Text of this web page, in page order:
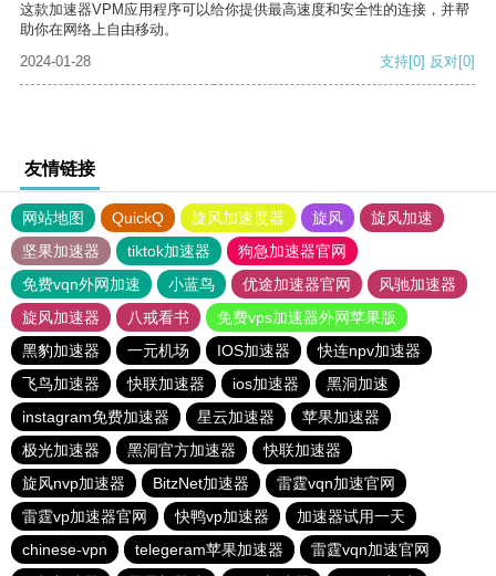
这款加速器VPM应用程序可以给你提供最高速度和安全性的连接，并帮
助你在网络上自由移动。
2024-01-28
支持[0] 反对[0]
友情链接
网站地图 QuickQ 旋风加速度器 旋风
旋风加速
坚果加速器
tiktok加速器
狗急加速器官网
免费vqn外网加速
小蓝鸟 优途加速器官网
风驰加速器
旋风加速器
八戒看书
免费vps加速器外网苹果版
黑豹加速器
一元机场 IOS加速器
快连npv加速器
飞鸟加速器
快联加速器 ios加速器
黑洞加速
instagram免费加速器
星云加速器
苹果加速器
极光加速器
黑洞官方加速器
快联加速器
旋风nvp加速器
BitzNet加速器
雷霆vqn加速官网
雷霆vp加速器官网
快鸭vp加速器
加速器试用一天
chinese-vpn
telegeram苹果加速器
雷霆vqn加速官网